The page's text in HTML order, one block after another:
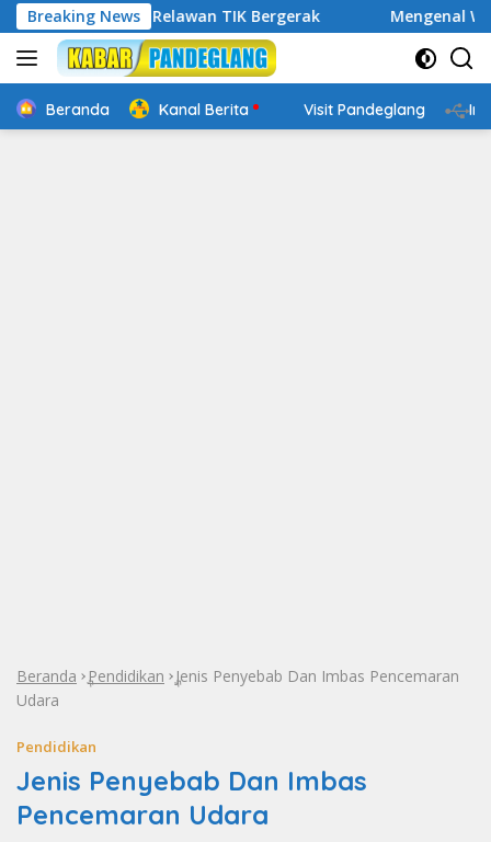
Langsung
ke
konten
Breaking News
Digital, Relawan TIK Bergerak Mengenal Website
Beranda Kanal Berita Visit Pandeglang
Beranda »Pendidikan »Jenis Penyebab Dan Imbas Pencemaran
Udara
Pendidikan
Jenis Penyebab Dan Imbas
Pencemaran Udara